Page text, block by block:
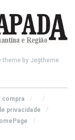
theme by Jegtheme.
compra
privacidade